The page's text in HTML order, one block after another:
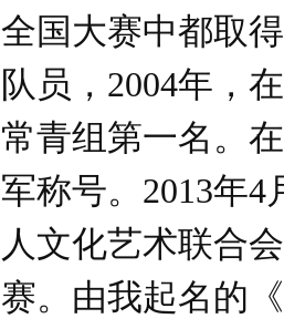
全国大赛中都取
队员，2004年，
常青组第一名。
军称号。2013年
人文化艺术联合
赛。由我起名的